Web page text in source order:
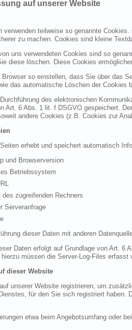
auf unserer Website
verwenden teilweise so genannte
zu machen. Cookies sind kleine
uns verwendeten Cookies sind so
diese löschen. Diese Cookies
so einstellen, dass Sie über das
das automatische Löschen der
des elektronischen
Art. 6 Abs. 1 lit. f DSGVO gespeichert.
andere Cookies (z.B. Cookies zur
erhebt und speichert automatisch
und Browserversion
Betriebssystem
des zugreifenden Rechners
Serveranfrage
dieser Daten mit anderen
Daten erfolgt auf Grundlage von Art. 6
müssen die Server-Log-Files erfasst
dieser Website
unserer Website registrieren, um
für den Sie sich registriert haben.
etwa beim Angebotsumfang oder